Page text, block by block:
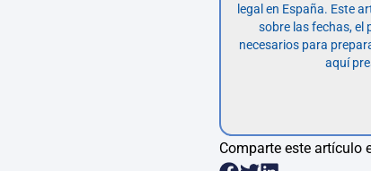
legal en España. Este
sobre las fechas, el
necesarios para
aquí
Comparte este artículo